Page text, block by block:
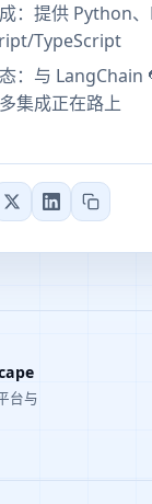
：提供 Python
TypeScript
：与
集成正在路上
台与